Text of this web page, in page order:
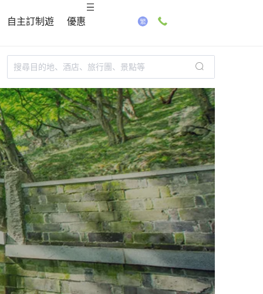
自主訂制遊 優惠